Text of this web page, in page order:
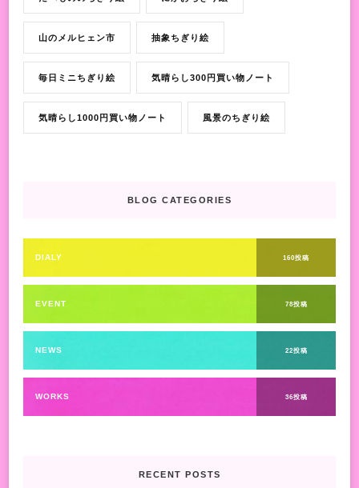
山のメルヒェン市 抽象ちぎり絵
毎日ミニちぎり絵 気晴らし300円買い物ノート
気晴らし1000円買い物ノート 風景のちぎり絵
BLOG CATEGORIES
DIALY 160投稿
EVENT 78投稿
NEWS 22投稿
WORKS 36投稿
RECENT POSTS